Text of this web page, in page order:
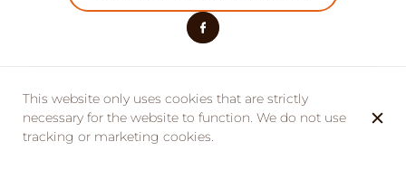
OUR OTHER ESTABLISHMENTS
Camping des Acacias
Domaine des Acacias
This website only uses cookies that are strictly
necessary for the website to function. We do not use
tracking or marketing cookies.